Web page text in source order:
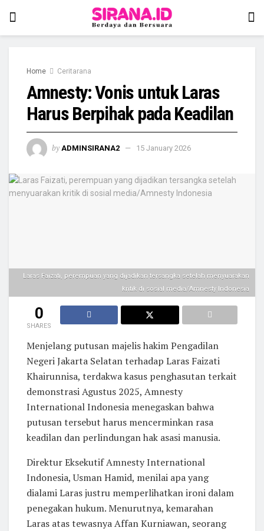
Home Ceritarana
Amnesty: Vonis untuk Laras
Harus Berpihak pada Keadilan
by ADMINSIRANA2 15 January 2026
Laras Faizati, perempuan yang dijadikan tersangka setelah menyuarakan
kritik di sosial media/Amnesty Indonesia
0
SHARES
Menjelang putusan majelis hakim Pengadilan
Negeri Jakarta Selatan terhadap Laras Faizati
Khairunnisa, terdakwa kasus penghasutan terkait
demonstrasi Agustus 2025, Amnesty
International Indonesia menegaskan bahwa
putusan tersebut harus mencerminkan rasa
keadilan dan perlindungan hak asasi manusia.
Direktur Eksekutif Amnesty International
Indonesia, Usman Hamid, menilai apa yang
dialami Laras justru memperlihatkan ironi dalam
penegakan hukum. Menurutnya, kemarahan
Laras atas tewasnya Affan Kurniawan, seorang